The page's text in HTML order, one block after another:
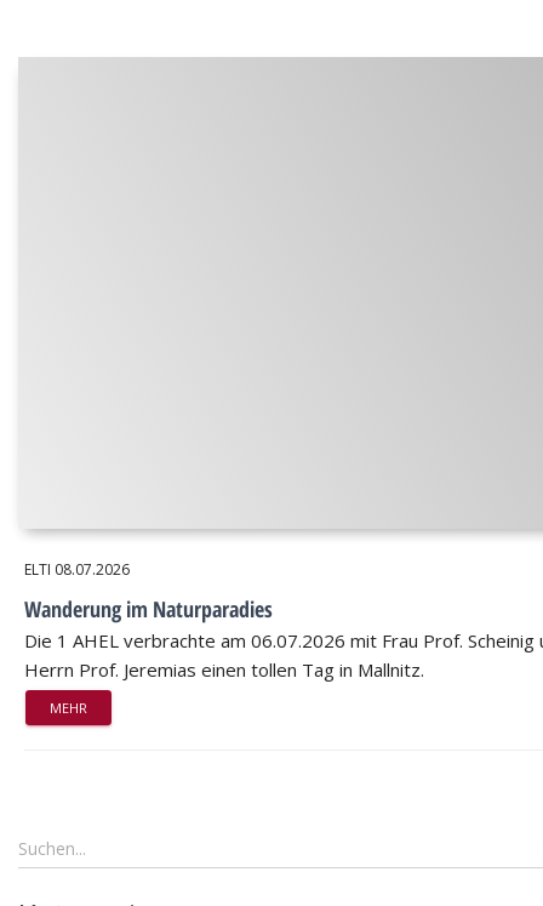
ELTI 08.07.2026
Wanderung im Naturparadies
Die 1 AHEL verbrachte am 06.07.2026 mit Frau Prof. Scheinig
Herrn Prof. Jeremias einen tollen Tag in Mallnitz.
MEHR